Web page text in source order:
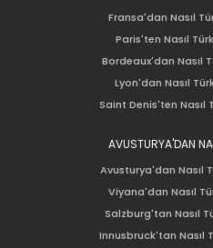
Fransa'dan Nasıl
Paris'ten Nasıl
Bordeaux'dan Nasıl
Lyon'dan Nasıl
Saint Denis'ten Nasıl
AVUSTURYA'DAN
Avusturya'dan Nasıl
Viyana'dan Nasıl
Salzburg'tan Nasıl
Innusbruck'tan Nasıl